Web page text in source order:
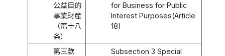
公益目的
事業財産
（第十八
条）
for Business for Public
Interest Purposes(Article
18)
第三款
Subsection 3 Special